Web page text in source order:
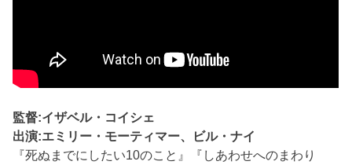
監督:イザベル・コイシェ
出演:エミリー・モーティマー、ビル・ナイ
『死ぬまでにしたい10のこと』『しあわせへのまわり